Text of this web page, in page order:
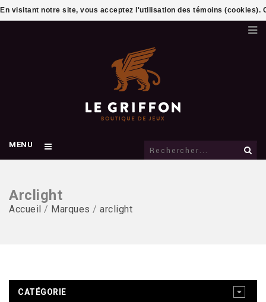
MENU
Arclight
Accueil / Marques / arclight
CATÉGORIE
En visitant notre site, vous acceptez l'utilisation des témoins